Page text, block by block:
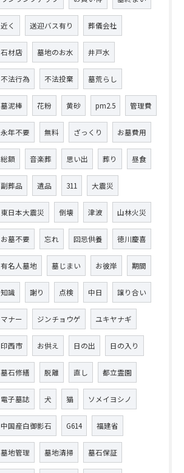
近く 送迎バス有り 葬儀会社
石材店 墓地のお水 井戸水
不法行為 不法投棄 墓荒らし
墓泥棒 花粉 黄砂 pm2.5 管理費
永年不要 無料 ざっくり お墓費用
総額 音楽葬 思い出 葬り 昼食
副葬品 遺品 311 大震災
東日本大震災 倒壊 津波 山林火災
お墓不要 忘れ 回忌供養 徳川慶喜
有名人墓地 墓じまい お彼岸 期間
知識 謝り 点検 中日 譲り合い
マナー ジンチョウゲ ユキヤナギ
印西市 お供え 日の出 日の入り
墓石修繕 脱離 直し 都立霊園
電子墓誌 犬 猫 ソメイヨシノ
中国産白御影石 G614 福建省
墓地管理 墓地清掃 墓石保証